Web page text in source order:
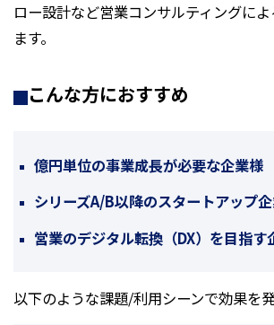
ロー設計など営業コンサルティングに
ます。
こんな方におすすめ
億円単位の事業成長が必要な企業様
シリーズA/B以降のスタートアップ
営業のデジタル転換（DX）を目指す
以下のような課題/利用シーンで効果を発